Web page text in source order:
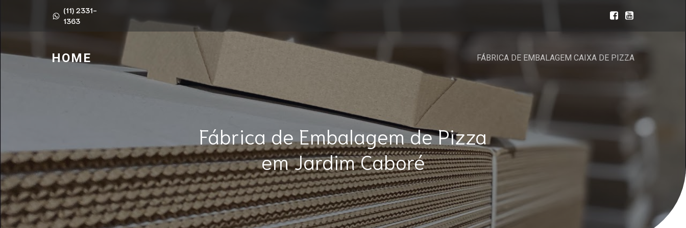
(11) 2331-
1363
HOME FÁBRICA DE EMBALAGEM CAIXA DE PIZZA
Fábrica de Embalagem de Pizza
em Jardim Caboré